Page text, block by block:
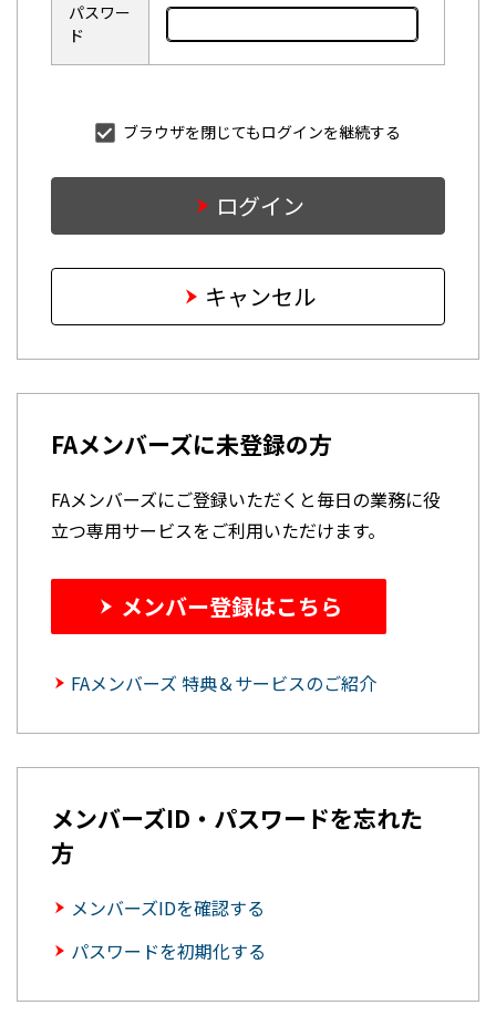
パスワー
ド
ブラウザを閉じてもログインを継続する
ログイン
キャンセル
FAメンバーズに未登録の方
FAメンバーズにご登録いただくと毎日の業務に役
立つ専用サービスをご利用いただけます。
メンバー登録はこちら
FAメンバーズ 特典＆サービスのご紹介
メンバーズID・パスワードを忘れた
方
メンバーズIDを確認する
パスワードを初期化する